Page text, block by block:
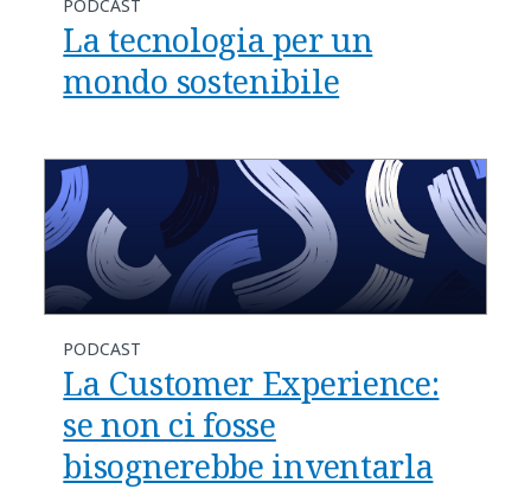
PODCAST
La tecnologia per un
mondo sostenibile
PODCAST
La Customer Experience:
se non ci fosse
bisognerebbe inventarla